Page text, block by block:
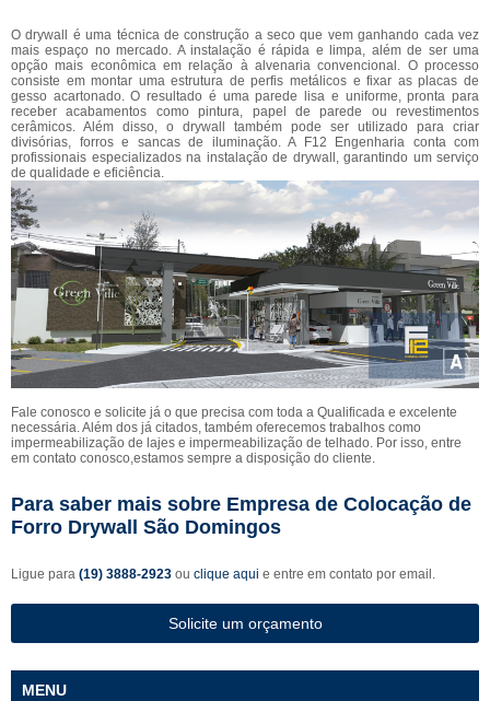
O drywall é uma técnica de construção a seco que vem ganhando cada vez
mais espaço no mercado. A instalação é rápida e limpa, além de ser uma
opção mais econômica em relação à alvenaria convencional. O processo
consiste em montar uma estrutura de perfis metálicos e fixar as placas de
gesso acartonado. O resultado é uma parede lisa e uniforme, pronta para
receber acabamentos como pintura, papel de parede ou revestimentos
cerâmicos. Além disso, o drywall também pode ser utilizado para criar
divisórias, forros e sancas de iluminação. A F12 Engenharia conta com
profissionais especializados na instalação de drywall, garantindo um serviço
de qualidade e eficiência.
Fale conosco e solicite já o que precisa com toda a Qualificada e excelente
necessária. Além dos já citados, também oferecemos trabalhos como
impermeabilização de lajes e impermeabilização de telhado. Por isso, entre
em contato conosco,estamos sempre a disposição do cliente.
Para saber mais sobre Empresa de Colocação de
Forro Drywall São Domingos
Ligue para (19) 3888-2923 ou clique aqui e entre em contato por email.
Solicite um orçamento
MENU